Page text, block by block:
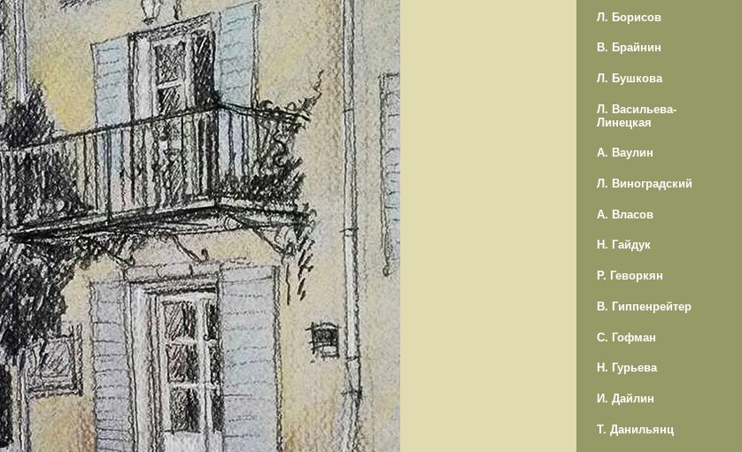
Л. Борисов
В. Брайнин
Л. Бушкова
Л. Васильева-
Линецкая
А. Ваулин
Л. Виноградский
А. Власов
Н. Гайдук
Р. Геворкян
В. Гиппенрейтер
С. Гофман
Н. Гурьева
И. Дайлин
Т. Данильянц